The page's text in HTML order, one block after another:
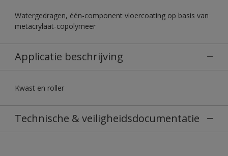
Watergedragen, één-component vloercoating op basis van
metacrylaat-copolymeer
Applicatie beschrijving
Kwast en roller
Technische & veiligheidsdocumentatie